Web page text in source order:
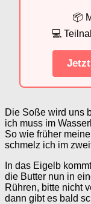
📦
💻
Die Soße wird uns
ich muss im
So wie früher meine
schmelz ich im
In das Eigelb
die Butter nun in
Rühren, bitte nicht
dann gibt es bald